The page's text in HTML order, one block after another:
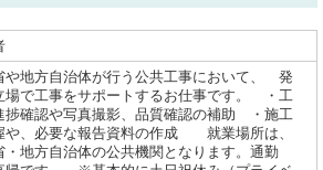
や地方自治体が行う公共工事において、 発
場で工事をサポートするお仕事です。 ・工
捗確認や写真撮影、品質確認の補助 ・施工
や、必要な報告資料の作成 就業場所は、
・地方自治体の公共機関となります。通勤